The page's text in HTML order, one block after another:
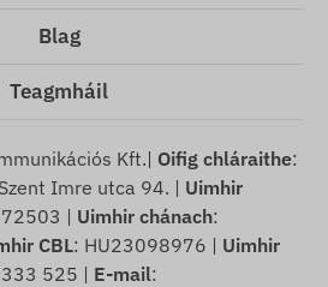
Blag
Teagmháil
Kft.| Oifig chláraithe:
Imre utca 94. | Uimhir
| Uimhir chánach:
CBL: HU23098976 | Uimhir
525 | E-mail: